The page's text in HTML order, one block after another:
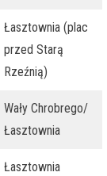
Łasztownia (plac
przed Starą
Rzeźnią)
Wały Chrobrego/
Łasztownia
Łasztownia